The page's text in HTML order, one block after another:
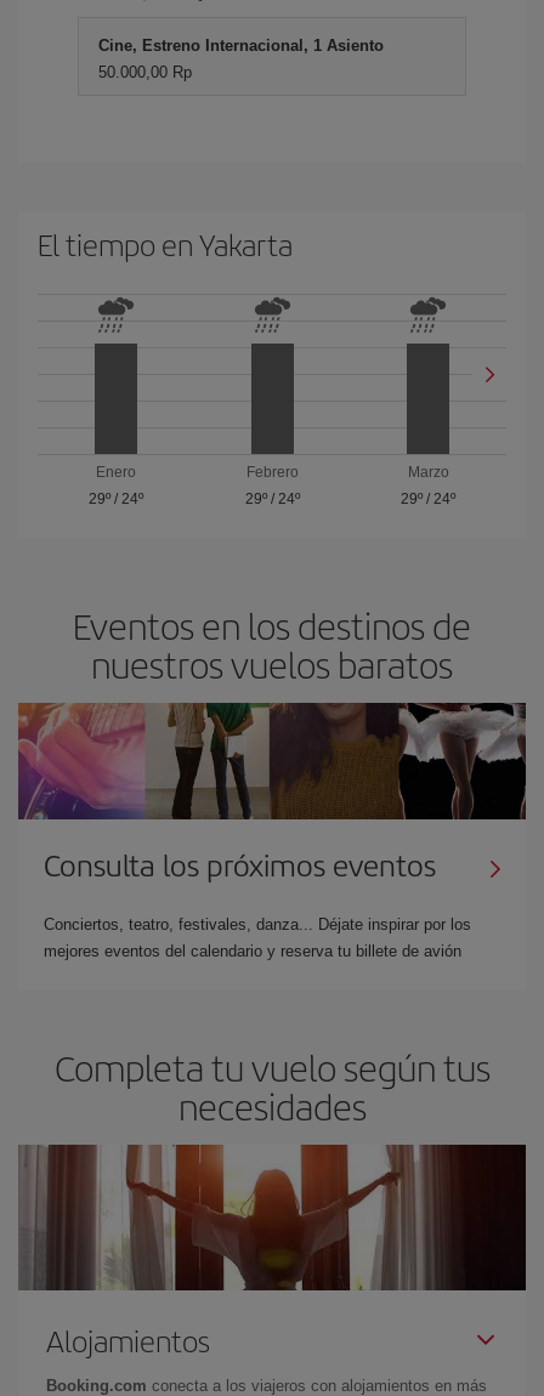
Cine, Estreno Internacional, 1 Asiento
50.000,00 Rp
El tiempo en Yakarta
Enero
29º/ 24º
Febrero
29º/ 24º
Marzo
29º / 24º
Eventos en los destinos de
nuestros vuelos baratos
Consulta los próximos eventos
Conciertos, teatro, festivales, danza... Déjate inspirar por los
mejores eventos del calendario y reserva tu billete de avión
Completa tu vuelo según tus
necesidades
Alojamientos
Booking.com conecta a los viajeros con alojamientos en más